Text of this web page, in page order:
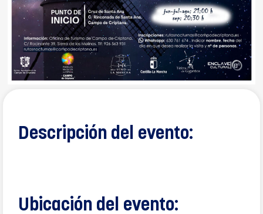
Descripción del evento:
Ubicación del evento: